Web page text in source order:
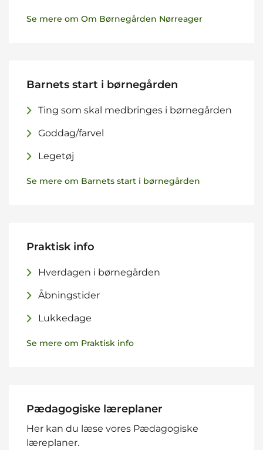
Se mere om Om Børnegården Nørreager
Barnets start i børnegården
Ting som skal medbringes i børnegården
Goddag/farvel
Legetøj
Se mere om Barnets start i børnegården
Praktisk info
Hverdagen i børnegården
Åbningstider
Lukkedage
Se mere om Praktisk info
Pædagogiske læreplaner
Her kan du læse vores Pædagogiske
læreplaner.